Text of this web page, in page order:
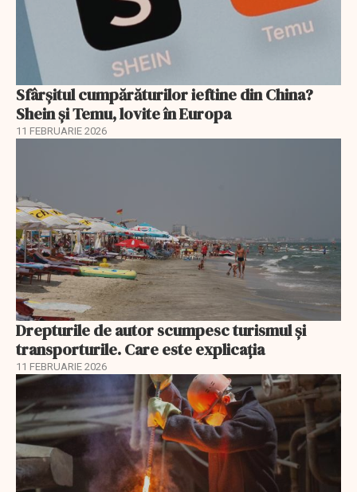
Sfârșitul cumpărăturilor ieftine din China?
Shein și Temu, lovite în Europa
11 FEBRUARIE 2026
Drepturile de autor scumpesc turismul și
transporturile. Care este explicația
11 FEBRUARIE 2026